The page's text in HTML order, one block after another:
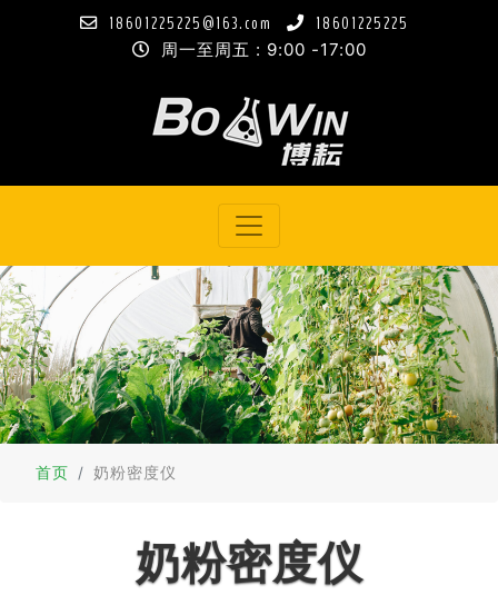
18601225225@163.com 18601225225
周一至周五 : 9:00 -17:00
首页 奶粉密度仪
奶粉密度仪